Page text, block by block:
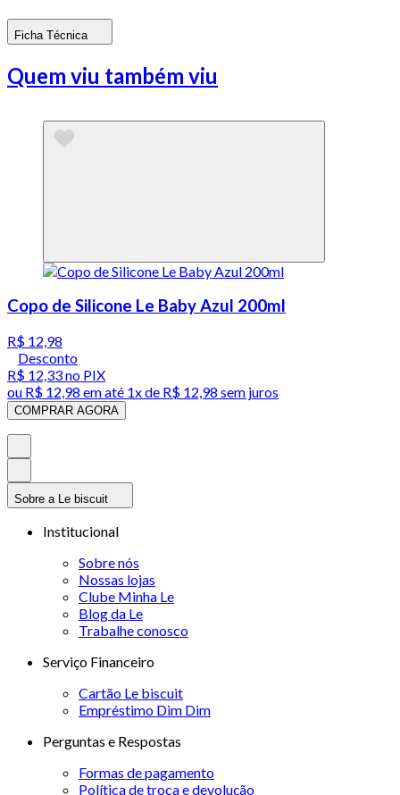
Ficha Técnica
Quem viu também viu
Copo de Silicone Le Baby Azul 200ml
R$ 12,98
Desconto
R$ 12,33no PIX
ou R$ 12,98 em até 1x de R$ 12,98 sem juros
COMPRAR AGORA
Sobre a Le biscuit
Institucional
Sobre nós
Nossas lojas
Clube Minha Le
Blog da Le
Trabalhe conosco
Serviço Financeiro
Cartão Le biscuit
Empréstimo Dim Dim
Perguntas e Respostas
Formas de pagamento
Política de troca e devolução